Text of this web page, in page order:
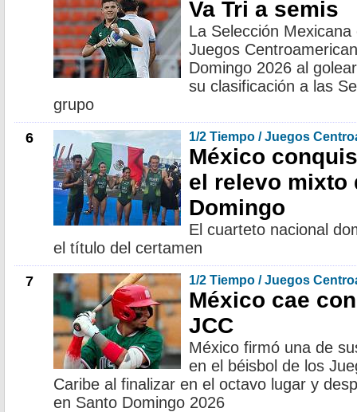
Va Tri a semis
La Selección
Juegos
Domingo 2026 al
su clasificación a las
grupo
6 1/2 Tiempo / Juegos
México
el relevo mixto
Domingo
El cuarteto nacional
el título del certamen
7 1/2 Tiempo / Juegos
México cae
JCC
México firmó una de
en el béisbol de los
Caribe al finalizar en el octavo lugar y
en Santo Domingo 2026